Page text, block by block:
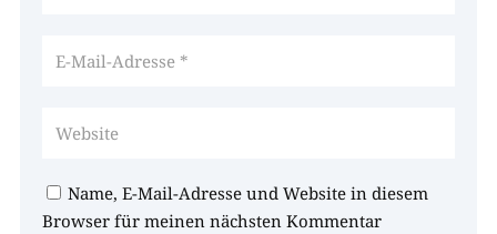
Name, E-Mail-Adresse und Website in diesem
Browser für meinen nächsten Kommentar